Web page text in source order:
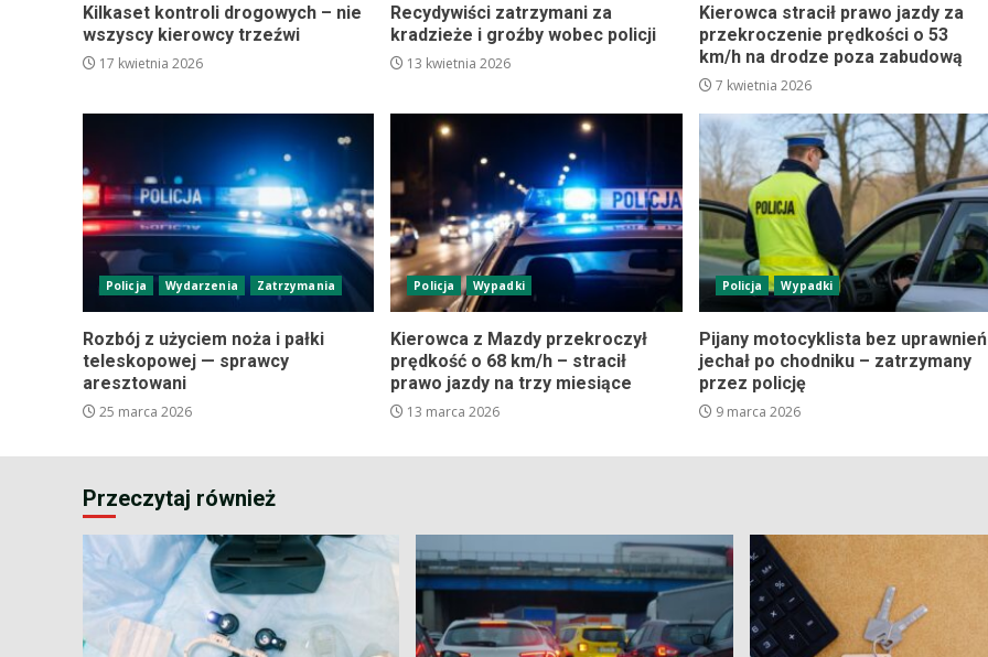
Kilkaset kontroli drogowych – nie
wszyscy kierowcy trzeźwi
17 kwietnia 2026
Recydywiści zatrzymani za
kradzieże i groźby wobec policji
13 kwietnia 2026
Kierowca stracił prawo jazdy za
przekroczenie prędkości o 53
km/h na drodze poza zabudową
7 kwietnia 2026
Policja Wydarzenia Zatrzymania
Rozbój z użyciem noża i pałki
teleskopowej — sprawcy
aresztowani
25 marca 2026
Policja Wypadki
Kierowca z Mazdy przekroczył
prędkość o 68 km/h – stracił
prawo jazdy na trzy miesiące
13 marca 2026
Policja Wypadki
Pijany motocyklista bez uprawnień
jechał po chodniku – zatrzymany
przez policję
9 marca 2026
Przeczytaj również